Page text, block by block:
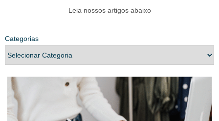
Leia nossos artigos abaixo
Categorias